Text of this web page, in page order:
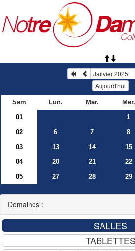
Janvier 2025
Aujourd'hui
Sem Lun. Mar. Mer.
01
1
02
6 7 8
03
13 14 15
04
20 21 22
05
27 28 29
Domaines :